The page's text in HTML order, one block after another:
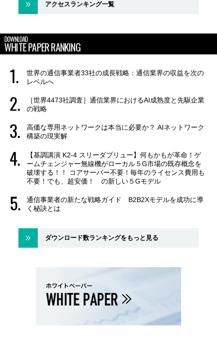
アクセスランキング一覧
DOWNLOAD
WHITE PAPER RANKING
世界の通信事業者33社の成長戦略：通信業界の収益を次の
レベルへ
［世界4473社調査］通信業界におけるAI成熟度と先駆企業
の戦略
高価な専用ネットワークは本当に必要か？ AIネットワーク
構築の現実解
【基調講演 K2-4 スリーダブリュー】何もかもが革命！ゲ
ームチェンジャー無線機がローカル５G市場の既存概念を
破壊する！！ コアサーバー不要！毎年のライセンス費用も
不要！でも、超安価！ の新しい５Gモデル
通信事業者の新たな戦略ガイド B2B2Xモデルを成功に導
く秘訣とは
ダウンロード数ランキングをもっと見る